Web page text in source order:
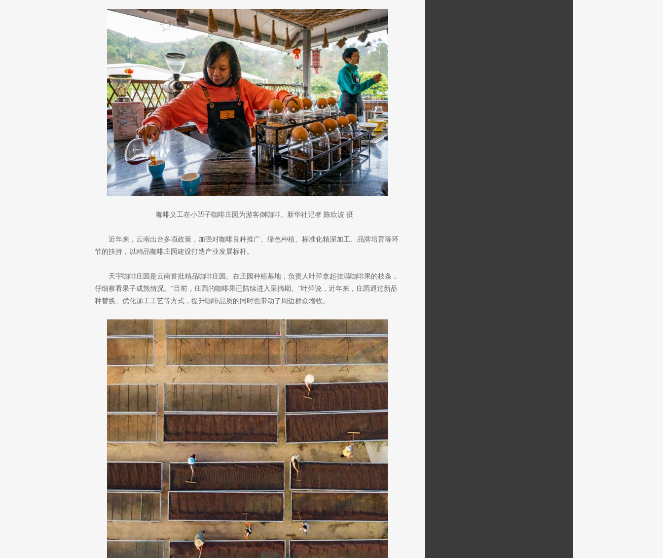
咖啡义工在小凹子咖啡庄园为游客倒咖啡。新华社记者 陈欣波 摄
近年来，云南出台多项政策，加强对咖啡良种推广、绿色种植、标准化精深加工、品牌培育等环
节的扶持，以精品咖啡庄园建设打造产业发展标杆。
天宇咖啡庄园是云南首批精品咖啡庄园。在庄园种植基地，负责人叶萍拿起挂满咖啡果的枝条，
仔细察看果子成熟情况。“目前，庄园的咖啡果已陆续进入采摘期。”叶萍说，近年来，庄园通过新品
种替换、优化加工工艺等方式，提升咖啡品质的同时也带动了周边群众增收。